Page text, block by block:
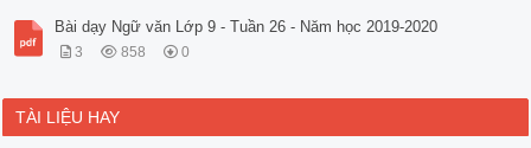
Bài dạy Ngữ văn Lớp 9 - Tuần 26 - Năm học 2019-2020
3 858 0
TÀI LIỆU HAY